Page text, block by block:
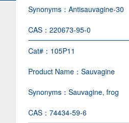
Synonyms：Antisauvagine-30
CAS：220673-95-0
Cat#： 105P11
Product Name：Sauvagine
Synonyms：Sauvagine, frog
CAS：74434-59-6